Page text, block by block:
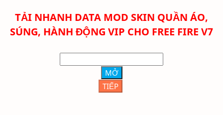
TẢI NHANH DATA MOD SKIN QUẦN ÁO,
SÚNG, HÀNH ĐỘNG VIP CHO FREE FIRE V7
MỞ
TIẾP